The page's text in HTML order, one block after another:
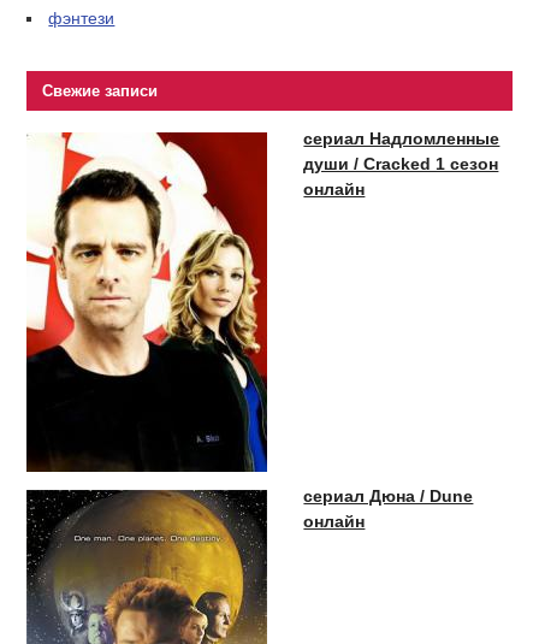
фэнтези
Свежие записи
сериал Надломленные
души / Cracked 1 сезон
онлайн
сериал Дюна / Dune
онлайн